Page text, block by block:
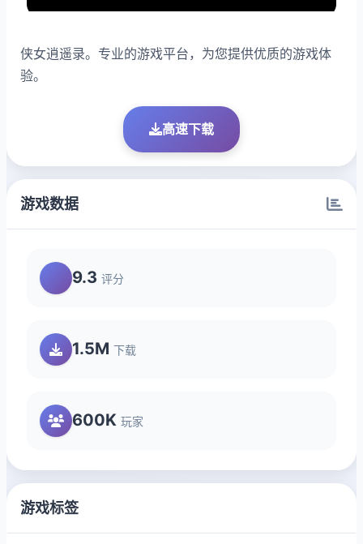
侠女逍遥录。专业的游戏平台，为您提供优质的游戏体
验。
高速下载
游戏数据
9.3 评分
1.5M 下载
600K 玩家
游戏标签